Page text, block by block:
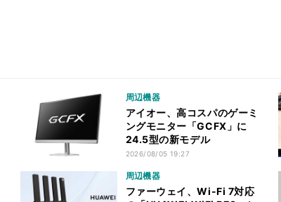
周辺機器
アイオー、高コスパのゲーミ
ングモニター「GCFX」に
24.5型の新モデル
2026/08/05 19:27
周辺機器
ファーウェイ、Wi-Fi 7対応